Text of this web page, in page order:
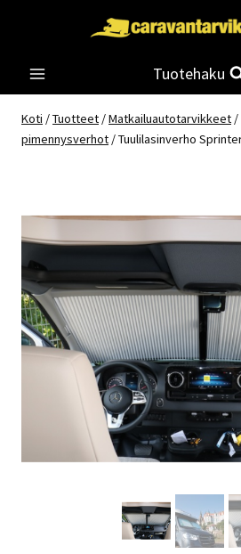
Tuotehaku
Koti /Tuotteet /Matkailuautotarvikkeet /
pimennysverhot /Tuulilasinverho